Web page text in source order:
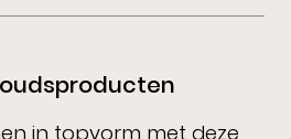
in topvorm met deze